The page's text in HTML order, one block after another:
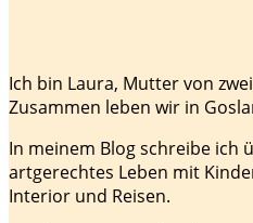
Ich bin Laura, Mutter von
Zusammen leben wir in
In meinem Blog schreibe ich
artgerechtes Leben mit
Interior und Reisen.